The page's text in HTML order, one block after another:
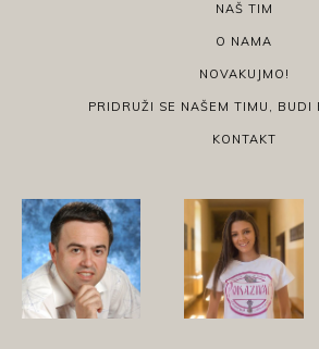
NAŠ TIM
O NAMA
NOVAKUJMO!
PRIDRUŽI SE NAŠEM TIMU, BUDI
KONTAKT